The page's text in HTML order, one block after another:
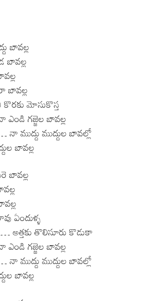
బావల్ల
బావల్ల
కొరకు మోసుకొస్త
గజ్జెల బావల్ల
ముద్దు ముద్దుల బావల్లో
బావల్ల
బావల్ల
ఏందుళ్ళ
అత్తకు తొలిసూరు కొడుకా
గజ్జెల బావల్ల
ముద్దు ముద్దుల బావల్లో
బావల్ల